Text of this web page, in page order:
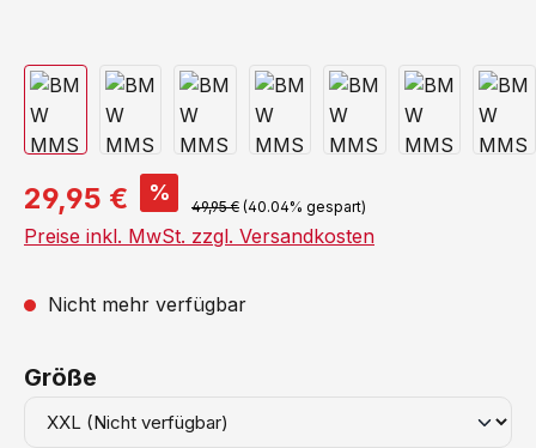
29,95 € %
49,95 € (40.04% gespart)
Preise inkl. MwSt. zzgl. Versandkosten
Nicht mehr verfügbar
Größe